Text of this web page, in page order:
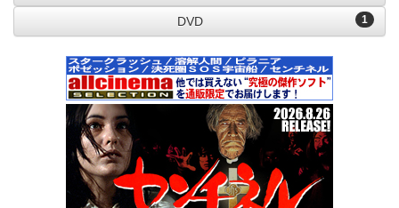
1
DVD